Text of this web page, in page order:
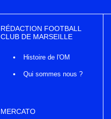
RÉDACTION FOOTBALL
CLUB DE MARSEILLE
Histoire de l'OM
Qui sommes nous ?
MERCATO